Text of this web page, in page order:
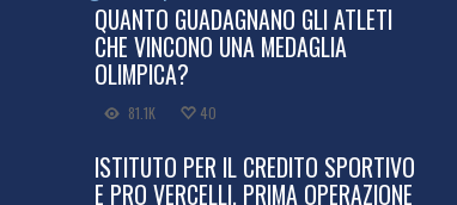
QUANTO GUADAGNANO GLI ATLETI
CHE VINCONO UNA MEDAGLIA
OLIMPICA?
81.1K 40
ISTITUTO PER IL CREDITO SPORTIVO
E PRO VERCELLI, PRIMA OPERAZIONE